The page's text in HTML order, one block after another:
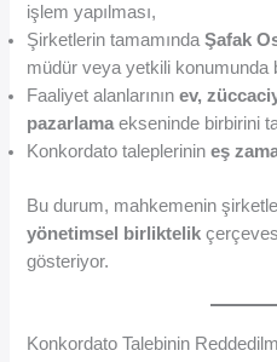
işlem yapılması,
Şirketlerin tamamındaŞafak
müdür veya yetkili konumunda
Faaliyet alanlarınınev,
pazarlama ekseninde birbirini
Konkordato taleplerinineş
Bu durum, mahkemenin
yönetimsel birliktelik
gösteriyor.
Konkordato Talebinin